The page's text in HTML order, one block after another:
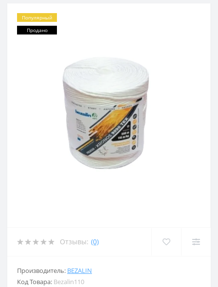
Популярный
Продано
Отзывы: (0)
Производитель: BEZALIN
Код Товара: Bezalin110